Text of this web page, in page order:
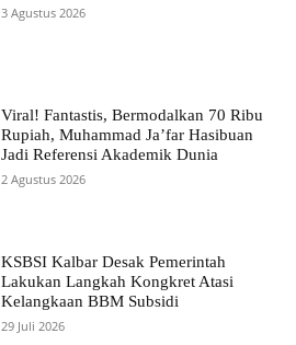
3 Agustus 2026
Viral! Fantastis, Bermodalkan 70 Ribu
Rupiah, Muhammad Ja’far Hasibuan
Jadi Referensi Akademik Dunia
2 Agustus 2026
KSBSI Kalbar Desak Pemerintah
Lakukan Langkah Kongkret Atasi
Kelangkaan BBM Subsidi
29 Juli 2026